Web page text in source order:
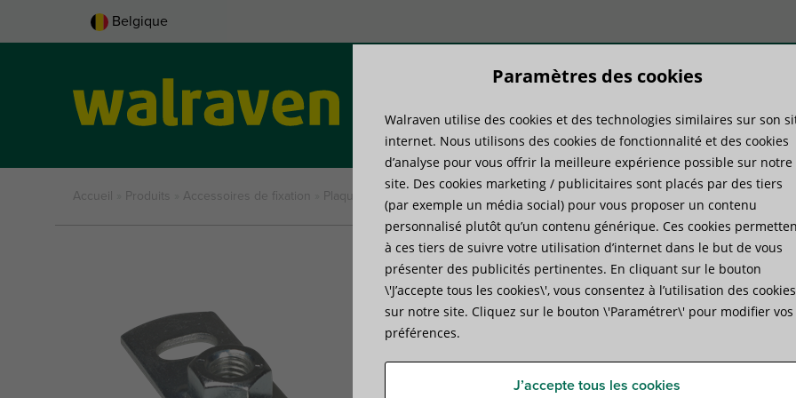
Belgique
Produits Savoir-faire Services
Accueil Produits Accessoires de fixation Plaques de montage Walraven Plaques murales avec écrou (ez)
Walraven Plaques murales
fixation au plafond ou au sol
Spécifications Fichiers joints Produits
Paramètres des cookies
Walraven utilise des cookies et des technologies similaires sur son
internet. Nous utilisons des cookies de fonctionnalité et des cookies
d’analyse pour vous offrir la meilleure expérience possible sur notre
site. Des cookies marketing / publicitaires sont placés par des tiers
(par exemple un média social) pour vous proposer un contenu
personnalisé plutôt qu’un contenu générique. Ces cookies
à ces tiers de suivre votre utilisation d’internet dans le but de vous
présenter des publicités pertinentes. En cliquant sur le bouton
\'J’accepte tous les cookies\', vous consentez à l’utilisation des cookies
sur notre site. Cliquez sur le bouton \'Paramétrer\' pour modifier vos
préférences.
J’accepte tous les cookies